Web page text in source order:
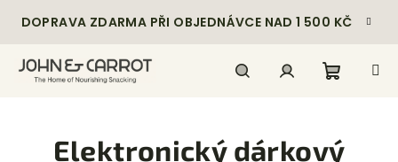
DOPRAVA ZDARMA PŘI OBJEDNÁVCE NAD 1 500 KČ
košík
Elektronický dárkový